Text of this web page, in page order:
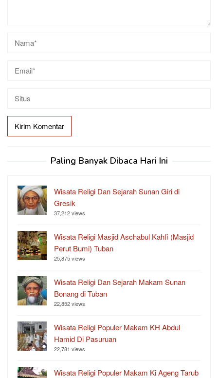
Paling Banyak Dibaca Hari Ini
Wisata Religi Dan Sejarah Sunan Giri di
Gresik
37,212 views
Wisata Religi Masjid Aschabul Kahfi (Masjid
Perut Bumi) Tuban
25,875 views
Wisata Religi Dan Sejarah Makam Sunan
Bonang di Tuban
22,852 views
Wisata Religi Populer Makam KH Abdul
Hamid Di Pasuruan
22,781 views
Wisata Religi Populer Makam Ki Ageng Tarub